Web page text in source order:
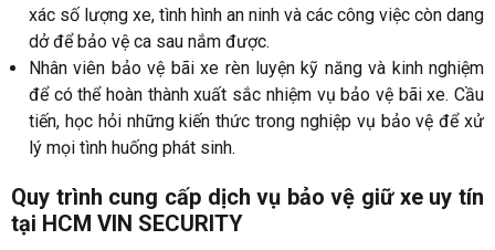
xác số lượng xe, tình hình an ninh và các công việc còn dang
dở để bảo vệ ca sau nắm được.
Nhân viên bảo vệ bãi xe rèn luyện kỹ năng và kinh nghiệm
để có thể hoàn thành xuất sắc nhiệm vụ bảo vệ bãi xe. Cầu
tiến, học hỏi những kiến thức trong nghiệp vụ bảo vệ để xử
lý mọi tình huống phát sinh.
Quy trình cung cấp dịch vụ bảo vệ giữ xe uy tín
tại HCM VIN SECURITY